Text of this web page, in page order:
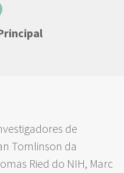
de
Tomlinson da
Ried do NIH, Marc